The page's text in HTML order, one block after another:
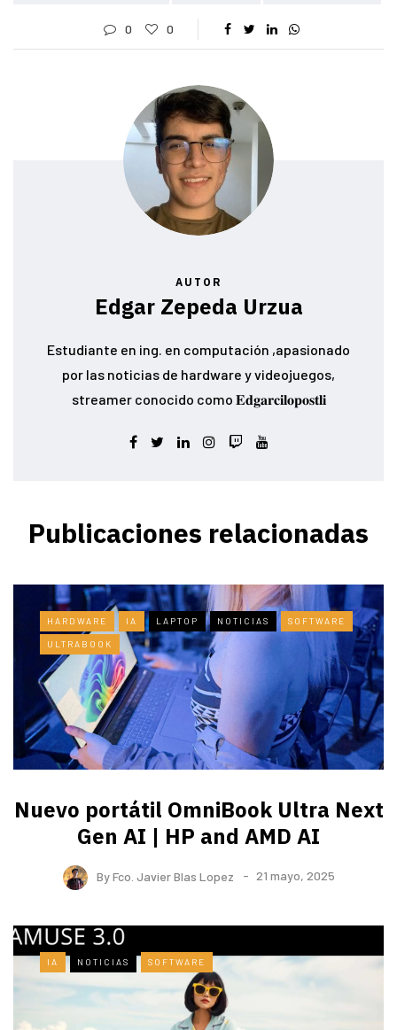
0 0
AUTOR
Edgar Zepeda Urzua
Estudiante en ing. en computación ,apasionado
por las noticias de hardware y videojuegos,
streamer conocido como 𝐄𝐝𝐠𝐚𝐫𝐜𝐢𝐥𝐨𝐩𝐨𝐬𝐭𝐥𝐢
Publicaciones relacionadas
HARDWARE IA LAPTOP NOTICIAS SOFTWARE
ULTRABOOK
Nuevo portátil OmniBook Ultra ​Next
Gen AI | HP and AMD AI
ByFco. Javier Blas Lopez 21 mayo, 2025
IA NOTICIAS SOFTWARE